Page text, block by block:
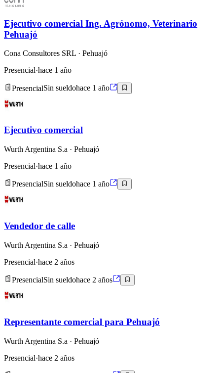
Ejecutivo comercial Ing. Agrónomo, Veterinario
Pehuajó
Cona Consultores SRL · Pehuajó
Presencial·hace 1 año
PresencialSin sueldohace 1 año
Ejecutivo comercial
Wurth Argentina S.a · Pehuajó
Presencial·hace 1 año
PresencialSin sueldohace 1 año
Vendedor de calle
Wurth Argentina S.a · Pehuajó
Presencial·hace 2 años
PresencialSin sueldohace 2 años
Representante comercial para Pehuajó
Wurth Argentina S.a · Pehuajó
Presencial·hace 2 años